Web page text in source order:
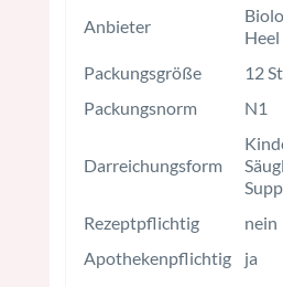
Anbieter
Packungsgröße
12 St
Packungsnorm
N1
Darreichungsform
Rezeptpflichtig
nein
Apothekenpflichtig
ja